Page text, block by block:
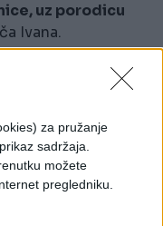
za pružanje
sadržaja.
možete
pregledniku.
uz porodicu
Ivana.
više nema i da je
aktivnostima,
ovog puta
što sam